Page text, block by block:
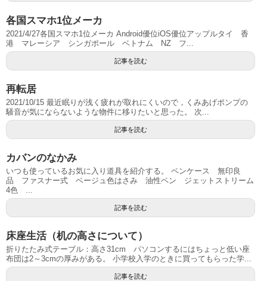
各国スマホ1位メーカ
2021/4/27各国スマホ1位メーカ Android優位iOS優位アップルタイ 香
港 マレーシア シンガポール ベトナム NZ フ...
記事を読む
再転居
2021/10/15 最近眠りが浅く疲れが取れにくいので，くみあげポンプの
騒音が気にならないような物件に移りたいと思った。 次...
記事を読む
カバンのなかみ
いつも使っているお気に入り道具を紹介する。 ペンケース 無印良
品 ファスナー式 ベージュ色はさみ 油性ペン ジェットストリーム
4色 ...
記事を読む
床座生活（机の高さについて）
折りたたみ式テーブル：高さ31cm パソコンするにはちょっと低い座
布団は2～3cmの厚みがある。 小学校入学のときに買ってもらった学...
記事を読む